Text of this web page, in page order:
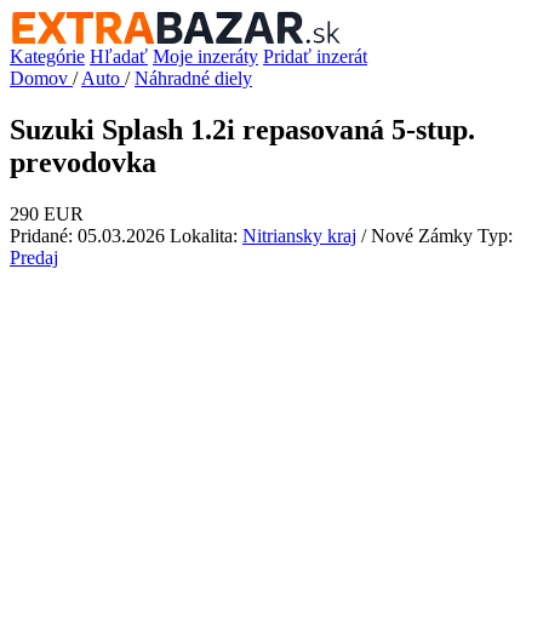
Kategórie Hľadať Moje inzeráty Pridať inzerát
Domov / Auto / Náhradné diely
Suzuki Splash 1.2i repasovaná 5-stup.
prevodovka
290 EUR
Pridané: 05.03.2026 Lokalita: Nitriansky kraj / Nové Zámky Typ:
Predaj